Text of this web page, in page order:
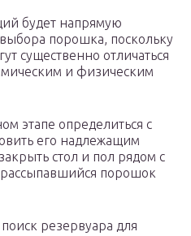
будет напрямую
порошка, поскольку
существенно отличаться
и физическим
этапе определиться с
его надлежащим
стол и пол рядом с
порошок
резервуара для